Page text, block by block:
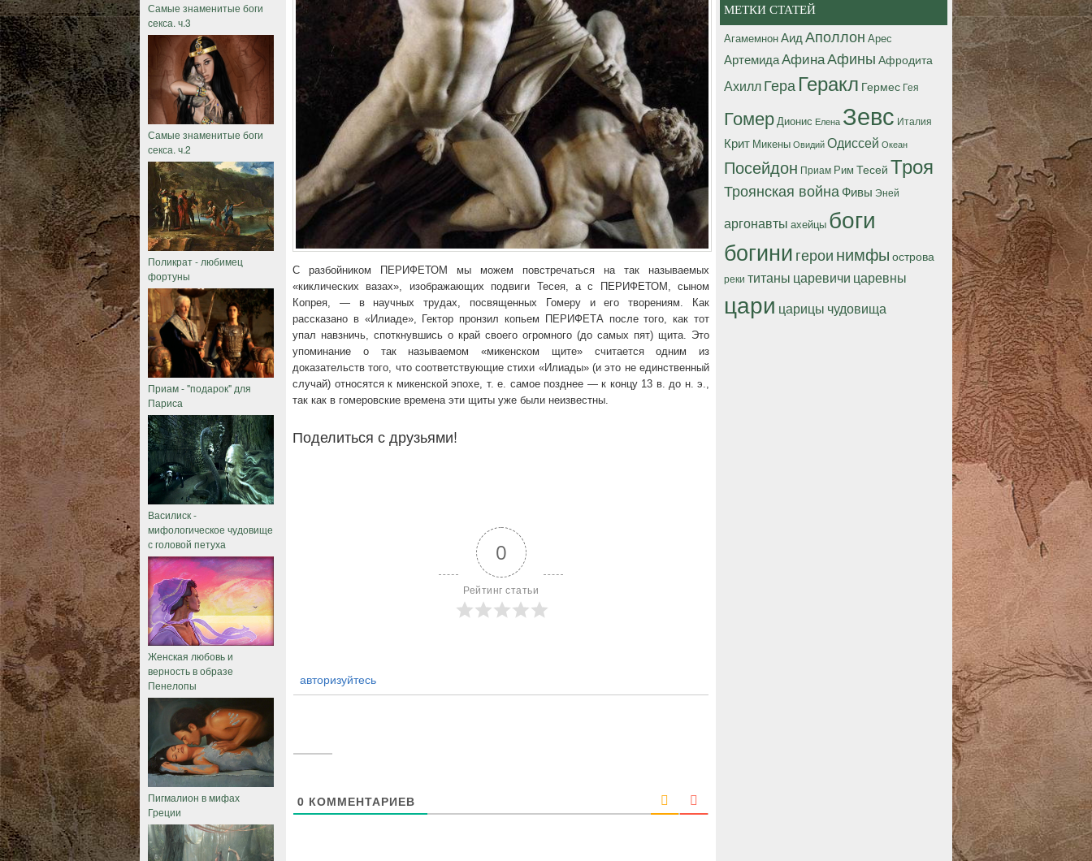
Самые знаменитые боги
секса. ч.3
Самые знаменитые боги
секса. ч.2
Поликрат - любимец
фортуны
Приам - "подарок" для
Париса
Василиск -
мифологическое чудовище
с головой петуха
Женская любовь и
верность в образе
Пенелопы
Пигмалион в мифах
Греции
С разбойником ПЕРИФЕТОМ мы можем повстречаться на так называемых
«киклических вазах», изображающих подвиги Тесея, а с ПЕРИФЕТОМ, сыном
Копрея, — в научных трудах, посвященных Гомеру и его творениям. Как
рассказано в «Илиаде», Гектор пронзил копьем ПЕРИФЕТА после того, как тот
упал навзничь, споткнувшись о край своего огромного (до самых пят) щита. Это
упоминание о так называемом «микенском щите» считается одним из
доказательств того, что соответствующие стихи «Илиады» (и это не единственный
случай) относятся к микенской эпохе, т. е. самое позднее — к концу 13 в. до н. э.,
так как в гомеровские времена эти щиты уже были неизвестны.
Поделиться с друзьями!
0
Рейтинг статьи
авторизуйтесь
0 КОММЕНТАРИЕВ
МЕТКИ СТАТЕЙ
АгамемнонАидАполлон Арес
АртемидаАфинаАфины Афродита
АхиллГера Геракл Гермес Гея
ГомерДионис Елена Зевс Италия
Крит Микены Овидий Одиссей Океан
Посейдон Приам Рим Тесей Троя
Троянская войнаФивы Эней
аргонавты ахейцы боги
богинигероинимфы острова
реки титаны царевичи царевны
цари царицы чудовища